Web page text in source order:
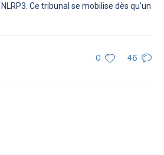
Ce tribunal se mobilise dès qu’un
0 46